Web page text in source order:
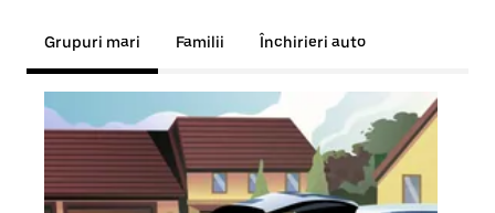
Grupuri mari Familii Închirieri auto